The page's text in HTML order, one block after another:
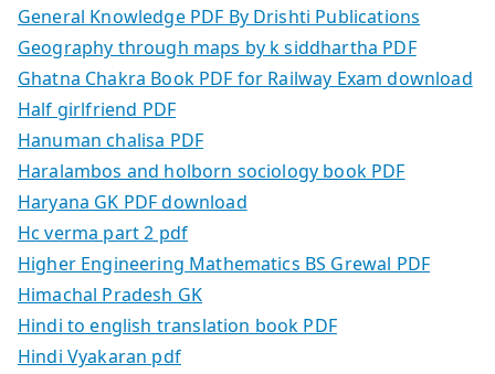
General Knowledge PDF By Drishti Publications
Geography through maps by k siddhartha PDF
Ghatna Chakra Book PDF for Railway Exam download
Half girlfriend PDF
Hanuman chalisa PDF
Haralambos and holborn sociology book PDF
Haryana GK PDF download
Hc verma part 2 pdf
Higher Engineering Mathematics BS Grewal PDF
Himachal Pradesh GK
Hindi to english translation book PDF
Hindi Vyakaran pdf